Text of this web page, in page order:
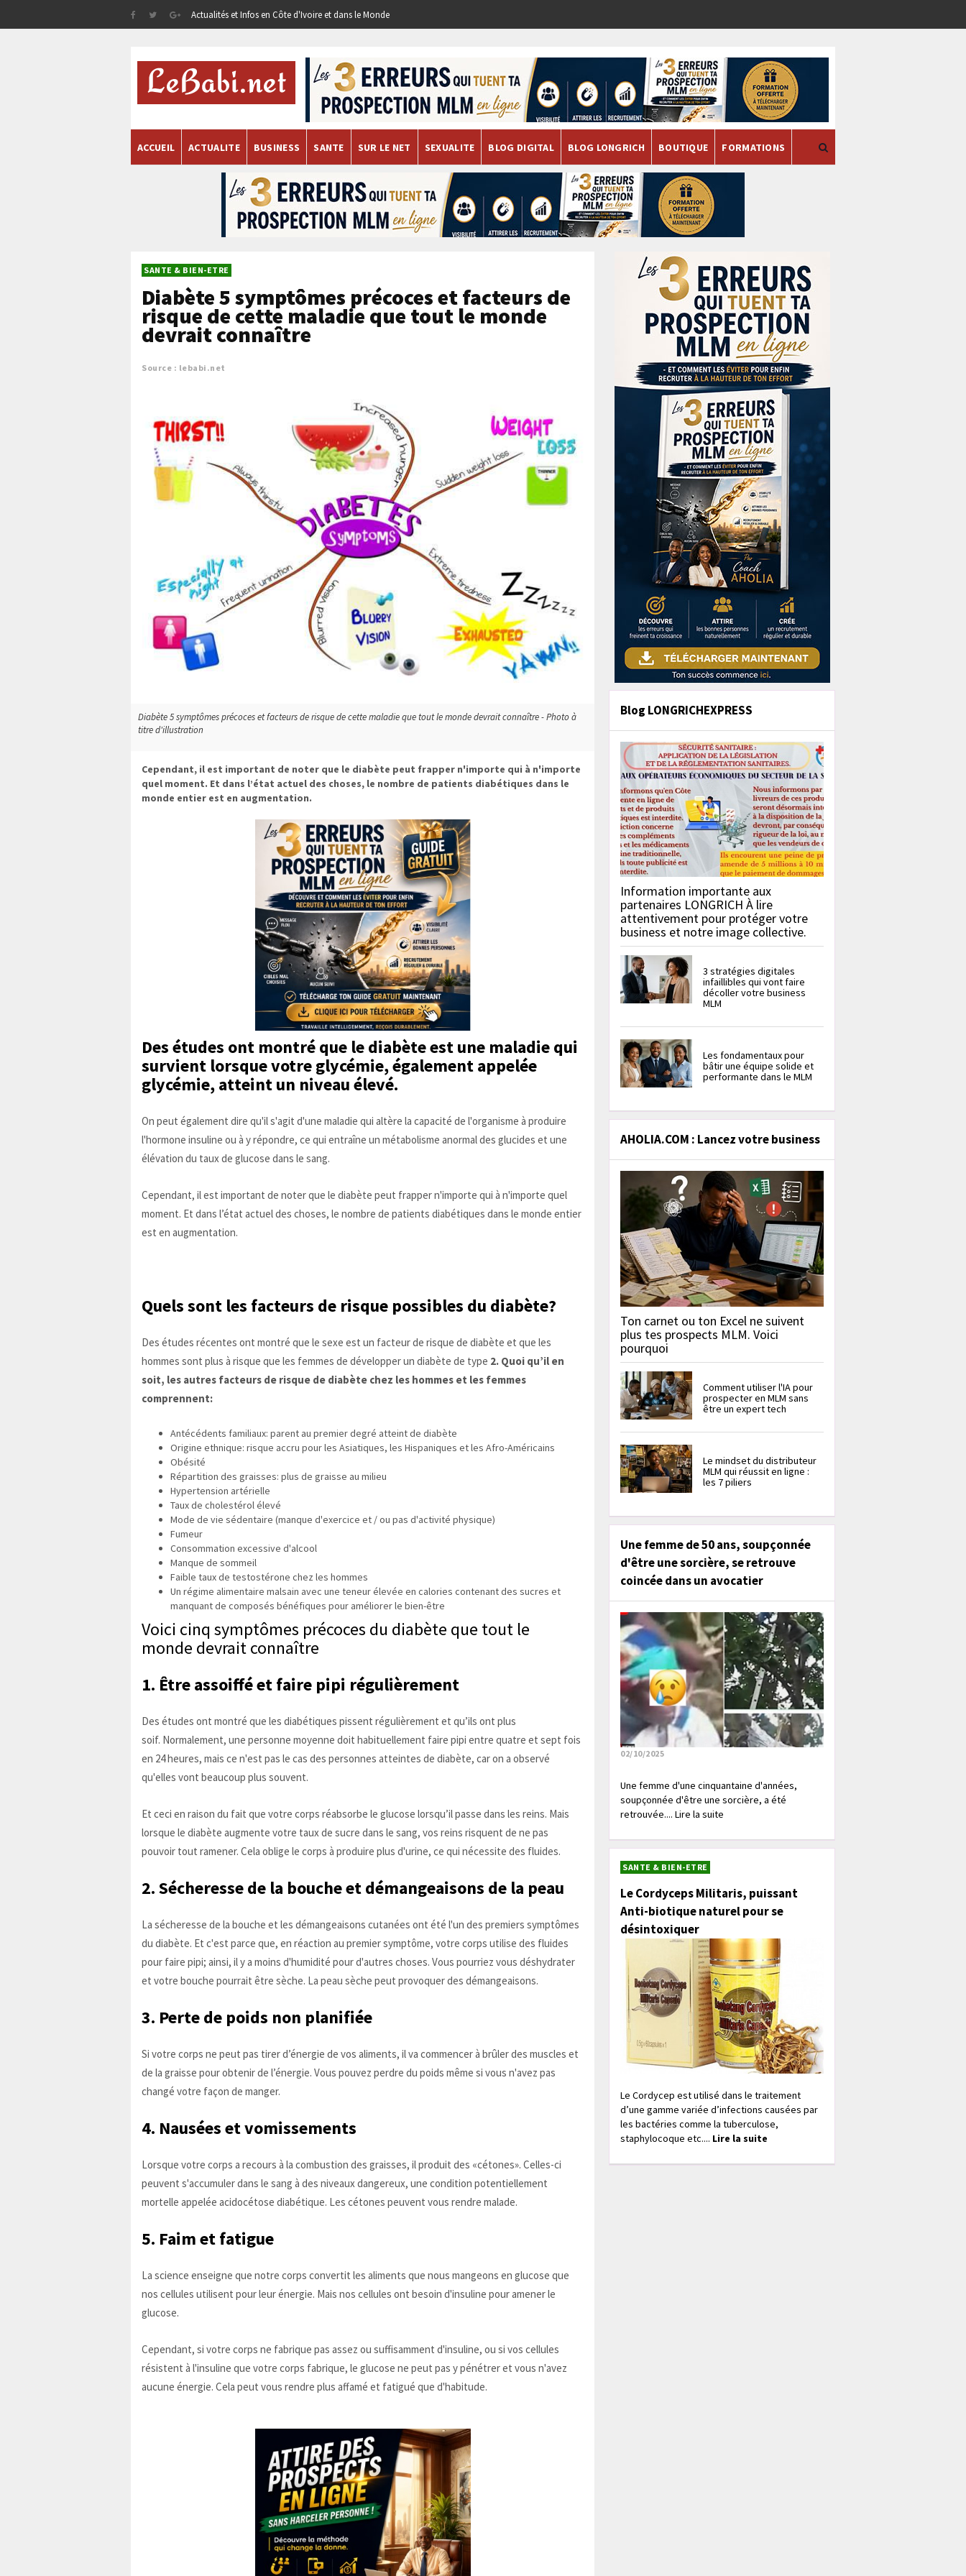
Actualités et Infos en Côte d'Ivoire et dans le Monde
ACCUEIL ACTUALITE BUSINESS SANTE SUR LE NET SEXUALITE BLOG DIGITAL BLOG LONGRICH BOUTIQUE FORMATIONS
SANTE & BIEN-ETRE
Diabète 5 symptômes précoces et facteurs de
risque de cette maladie que tout le monde
devrait connaître
Source : lebabi.net
Diabète 5 symptômes précoces et facteurs de risque de cette maladie que tout le monde devrait connaître - Photo à
titre d'illustration
Cependant, il est important de noter que le diabète peut frapper n'importe qui à n'importe
quel moment. Et dans l’état actuel des choses, le nombre de patients diabétiques dans le
monde entier est en augmentation.
Des études ont montré que le diabète est une maladie qui
survient lorsque votre glycémie, également appelée
glycémie, atteint un niveau élevé.
On peut également dire qu'il s'agit d'une maladie qui altère la capacité de l'organisme à produire
l'hormone insuline ou à y répondre, ce qui entraîne un métabolisme anormal des glucides et une
élévation du taux de glucose dans le sang.
Cependant, il est important de noter que le diabète peut frapper n'importe qui à n'importe quel
moment. Et dans l’état actuel des choses, le nombre de patients diabétiques dans le monde entier
est en augmentation.
Quels sont les facteurs de risque possibles du diabète?
Des études récentes ont montré que le sexe est un facteur de risque de diabète et que les
hommes sont plus à risque que les femmes de développer un diabète de type 2. Quoi qu’il en
soit, les autres facteurs de risque de diabète chez les hommes et les femmes
comprennent:
Antécédents familiaux: parent au premier degré atteint de diabète
Origine ethnique: risque accru pour les Asiatiques, les Hispaniques et les Afro-Américains
Obésité
Répartition des graisses: plus de graisse au milieu
Hypertension artérielle
Taux de cholestérol élevé
Mode de vie sédentaire (manque d'exercice et / ou pas d'activité physique)
Fumeur
Consommation excessive d'alcool
Manque de sommeil
Faible taux de testostérone chez les hommes
Un régime alimentaire malsain avec une teneur élevée en calories contenant des sucres et
manquant de composés bénéfiques pour améliorer le bien-être
Voici cinq symptômes précoces du diabète que tout le
monde devrait connaître
1. Être assoiffé et faire pipi régulièrement
Des études ont montré que les diabétiques pissent régulièrement et qu’ils ont plus
soif. Normalement, une personne moyenne doit habituellement faire pipi entre quatre et sept fois
en 24 heures, mais ce n'est pas le cas des personnes atteintes de diabète, car on a observé
qu'elles vont beaucoup plus souvent.
Et ceci en raison du fait que votre corps réabsorbe le glucose lorsqu’il passe dans les reins. Mais
lorsque le diabète augmente votre taux de sucre dans le sang, vos reins risquent de ne pas
pouvoir tout ramener. Cela oblige le corps à produire plus d'urine, ce qui nécessite des fluides.
2. Sécheresse de la bouche et démangeaisons de la peau
La sécheresse de la bouche et les démangeaisons cutanées ont été l'un des premiers symptômes
du diabète. Et c'est parce que, en réaction au premier symptôme, votre corps utilise des fluides
pour faire pipi; ainsi, il y a moins d'humidité pour d'autres choses. Vous pourriez vous déshydrater
et votre bouche pourrait être sèche. La peau sèche peut provoquer des démangeaisons.
3. Perte de poids non planifiée
Si votre corps ne peut pas tirer d’énergie de vos aliments, il va commencer à brûler des muscles et
de la graisse pour obtenir de l’énergie. Vous pouvez perdre du poids même si vous n'avez pas
changé votre façon de manger.
4. Nausées et vomissements
Lorsque votre corps a recours à la combustion des graisses, il produit des «cétones». Celles-ci
peuvent s'accumuler dans le sang à des niveaux dangereux, une condition potentiellement
mortelle appelée acidocétose diabétique. Les cétones peuvent vous rendre malade.
5. Faim et fatigue
La science enseigne que notre corps convertit les aliments que nous mangeons en glucose que
nos cellules utilisent pour leur énergie. Mais nos cellules ont besoin d'insuline pour amener le
glucose.
Cependant, si votre corps ne fabrique pas assez ou suffisamment d'insuline, ou si vos cellules
résistent à l'insuline que votre corps fabrique, le glucose ne peut pas y pénétrer et vous n'avez
aucune énergie. Cela peut vous rendre plus affamé et fatigué que d'habitude.
Blog LONGRICHEXPRESS
Information importante aux
partenaires LONGRICH À lire
attentivement pour protéger votre
business et notre image collective.
3 stratégies digitales
infaillibles qui vont faire
décoller votre business
MLM
Les fondamentaux pour
bâtir une équipe solide et
performante dans le MLM
AHOLIA.COM : Lancez votre business
Ton carnet ou ton Excel ne suivent
plus tes prospects MLM. Voici
pourquoi
Comment utiliser l'IA pour
prospecter en MLM sans
être un expert tech
Le mindset du distributeur
MLM qui réussit en ligne :
les 7 piliers
Une femme de 50 ans, soupçonnée
d'être une sorcière, se retrouve
coincée dans un avocatier
02/10/2025
Une femme d'une cinquantaine d'années,
soupçonnée d'être une sorcière, a été
retrouvée.... Lire la suite
SANTE & BIEN-ETRE
Le Cordyceps Militaris, puissant
Anti-biotique naturel pour se
désintoxiquer
Le Cordycep est utilisé dans le traitement
d’une gamme variée d’infections causées par
les bactéries comme la tuberculose,
staphylocoque etc.... Lire la suite